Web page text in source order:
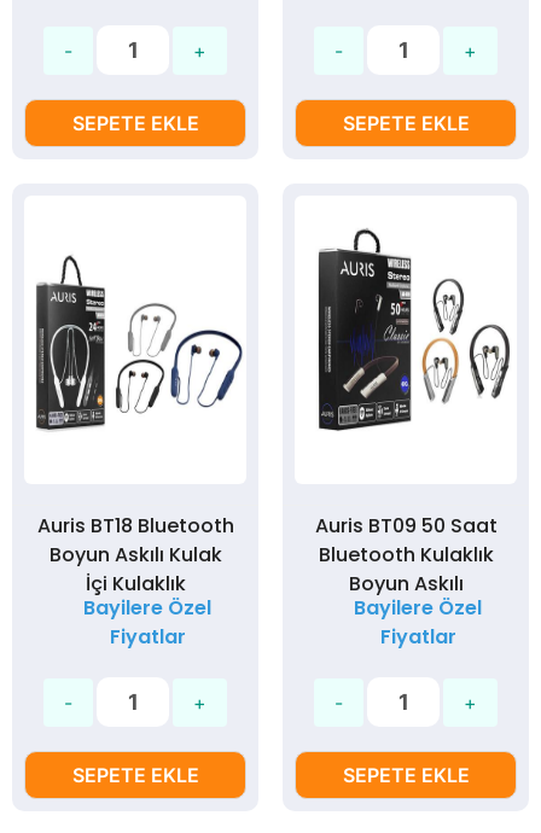
SEPETE EKLE SEPETE EKLE
Auris BT18 Bluetooth
Boyun Askılı Kulak
İçi Kulaklık
Bayilere Özel
Fiyatlar
SEPETE EKLE
Auris BT09 50 Saat
Bluetooth Kulaklık
Boyun Askılı
Bayilere Özel
Fiyatlar
SEPETE EKLE